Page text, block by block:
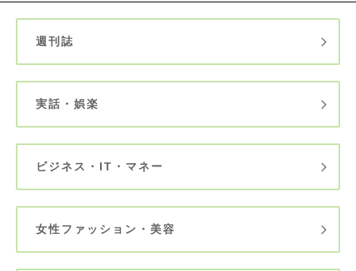
週刊誌
実話・娯楽
ビジネス・IT・マネー
女性ファッション・美容